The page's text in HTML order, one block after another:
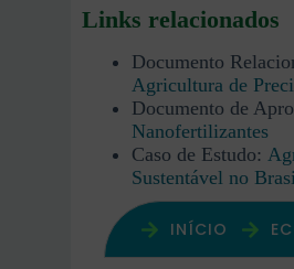
Links relacionados
Documento
Agricultura de
Documento de
Nanofertilizantes
Caso de Estudo:
Sustentável no
INÍCIO